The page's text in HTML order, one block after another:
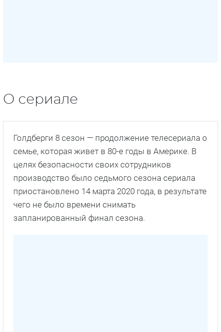
О сериале
Голдберги 8 сезон — продолжение телесериала о
семье, которая живет в 80-е годы в Америке. В
целях безопасности своих сотрудников
производство было седьмого сезона сериала
приостановлено 14 марта 2020 года, в результате
чего не было времени снимать
запланированный финал сезона.